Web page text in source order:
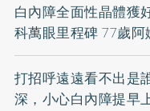
白內障全面性晶體獲
科萬眼里程碑 77歲
打招呼遠遠看不出是
深，小心白內障提早